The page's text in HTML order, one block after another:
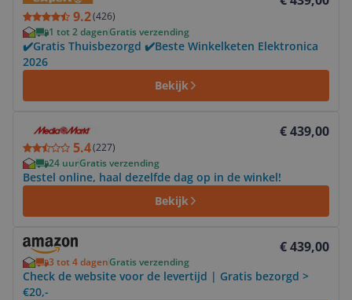
9.2(426)
1 tot 2 dagenGratis verzending
✔️Gratis Thuisbezorgd ✔️Beste Winkelketen Elektronica
2026
Bekijk
5.4(227)
€ 439,00
24 uurGratis verzending
Bestel online, haal dezelfde dag op in de winkel!
Bekijk
€ 439,00
3 tot 4 dagenGratis verzending
Check de website voor de levertijd | Gratis bezorgd >
€20,-
Bekijk product